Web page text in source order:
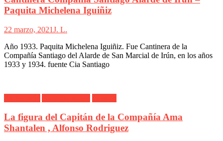
Paquita Michelena Iguiñiz
22 marzo, 2021J. L.
Año 1933. Paquita Michelena Iguiñiz. Fue Cantinera de la
Compañía Santiago del Alarde de San Marcial de Irún, en los años
1933 y 1934. fuente Cia Santiago
La figura del Capitán de la Compañía Ama
Shantalen , Alfonso Rodriguez